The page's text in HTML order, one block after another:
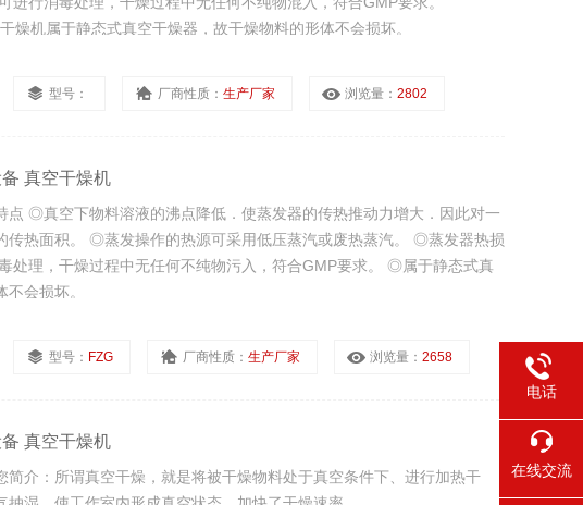
燥机属于静态式真空干燥器，故干燥物料的形体不会损坏。
型号： 厂商性质： 生产厂家 浏览量： 2802
真空干燥机
点 ◎真空下物料溶液的沸点降低．使蒸发器的传热推动力增大．因此对一
传热面积。 ◎蒸发操作的热源可采用低压蒸汽或废热蒸汽。 ◎蒸发器热损
处理，干燥过程中无任何不纯物污入，符合GMP要求。 ◎属于静态式真
会损坏。
型号： FZG 厂商性质： 生产厂家 浏览量： 2658
真空干燥机
简介：所谓真空干燥，就是将被干燥物料处于真空条件下、进行加热干
电话
在线交流